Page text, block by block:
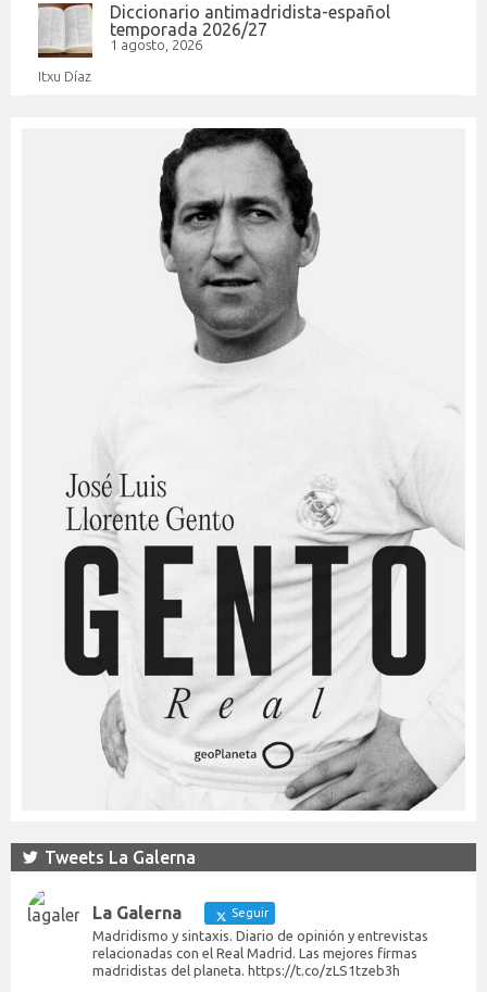
Diccionario antimadridista-español
temporada 2026/27
1 agosto, 2026
Itxu Díaz
Tweets La Galerna
La Galerna Seguir
Madridismo y sintaxis. Diario de opinión y entrevistas
relacionadas con el Real Madrid. Las mejores firmas
madridistas del planeta. https://t.co/zLS1tzeb3h